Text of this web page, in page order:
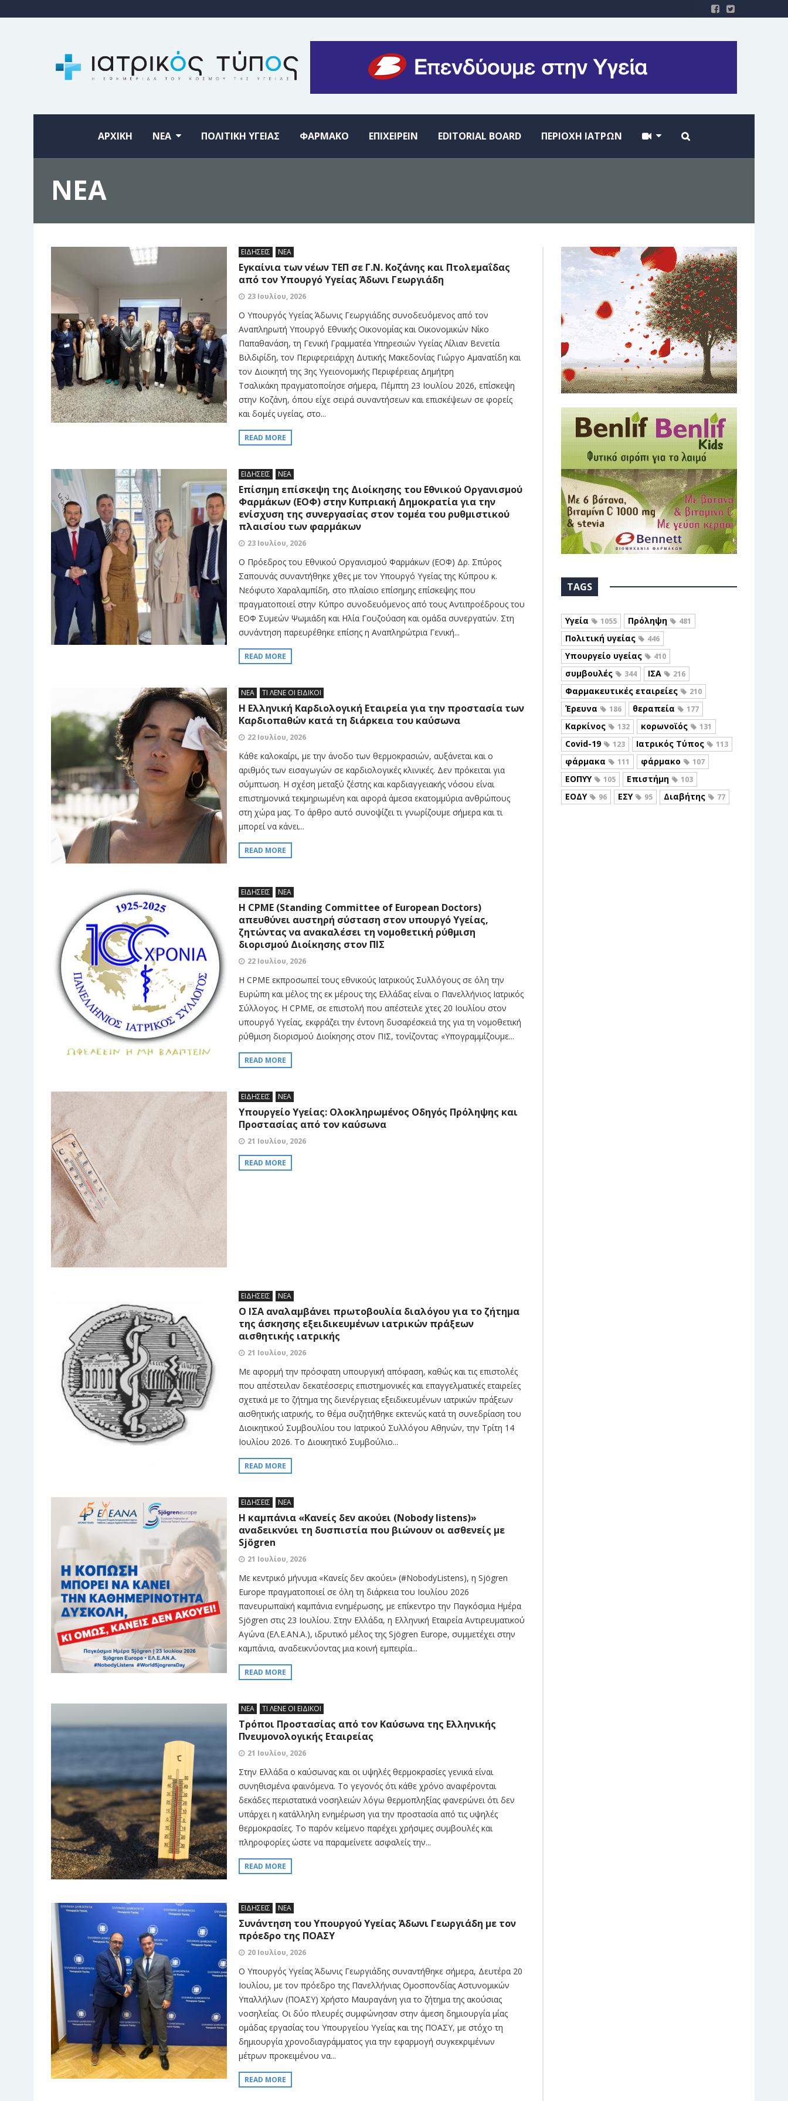
ΑΡΧΙΚΗ ΝΕΑ ΠΟΛΙΤΙΚΗ ΥΓΕΙΑΣ ΦΑΡΜΑΚΟ ΕΠΙΧΕΙΡΕΙΝ EDITORIAL BOARD ΠΕΡΙΟΧΗ ΙΑΤΡΩΝ
ΝΕΑ
ΕΙΔΗΣΕΙΣ ΝΕΑ
Εγκαίνια των νέων ΤΕΠ σε Γ.Ν. Κοζάνης και Πτολεμαΐδας
από τον Υπουργό Υγείας Άδωνι Γεωργιάδη
23 Ιουλίου, 2026
Ο Υπουργός Υγείας Άδωνις Γεωργιάδης συνοδευόμενος από τον
Αναπληρωτή Υπουργό Εθνικής Οικονομίας και Οικονομικών Νίκο
Παπαθανάση, τη Γενική Γραμματέα Υπηρεσιών Υγείας Λίλιαν Βενετία
Βιλδιρίδη, τον Περιφερειάρχη Δυτικής Μακεδονίας Γιώργο Αμανατίδη και
τον Διοικητή της 3ης Υγειονομικής Περιφέρειας Δημήτρη
Τσαλικάκη πραγματοποίησε σήμερα, Πέμπτη 23 Ιουλίου 2026, επίσκεψη
στην Κοζάνη, όπου είχε σειρά συναντήσεων και επισκέψεων σε φορείς
και δομές υγείας, στο...
READ MORE
ΕΙΔΗΣΕΙΣ ΝΕΑ
Επίσημη επίσκεψη της Διοίκησης του Εθνικού Οργανισμού
Φαρμάκων (ΕΟΦ) στην Κυπριακή Δημοκρατία για την
ενίσχυση της συνεργασίας στον τομέα του ρυθμιστικού
πλαισίου των φαρμάκων
23 Ιουλίου, 2026
Ο Πρόεδρος του Εθνικού Οργανισμού Φαρμάκων (ΕΟΦ) Δρ. Σπύρος
Σαπουνάς συναντήθηκε χθες με τον Υπουργό Υγείας της Κύπρου κ.
Νεόφυτο Χαραλαμπίδη, στο πλαίσιο επίσημης επίσκεψης που
πραγματοποιεί στην Κύπρο συνοδευόμενος από τους Αντιπροέδρους του
ΕΟΦ Συμεών Ψωμιάδη και Ηλία Γουζούαση και ομάδα συνεργατών. Στη
συνάντηση παρευρέθηκε επίσης η Αναπληρώτρια Γενική...
READ MORE
ΝΕΑ ΤΙ ΛΕΝΕ ΟΙ ΕΙΔΙΚΟΙ
Η Ελληνική Καρδιολογική Εταιρεία για την προστασία των
Καρδιοπαθών κατά τη διάρκεια του καύσωνα
22 Ιουλίου, 2026
Κάθε καλοκαίρι, με την άνοδο των θερμοκρασιών, αυξάνεται και ο
αριθμός των εισαγωγών σε καρδιολογικές κλινικές. Δεν πρόκειται για
σύμπτωση. Η σχέση μεταξύ ζέστης και καρδιαγγειακής νόσου είναι
επιστημονικά τεκμηριωμένη και αφορά άμεσα εκατομμύρια ανθρώπους
στη χώρα μας. Το άρθρο αυτό συνοψίζει τι γνωρίζουμε σήμερα και τι
μπορεί να κάνει...
READ MORE
ΕΙΔΗΣΕΙΣ ΝΕΑ
Η CPME (Standing Committee of European Doctors)
απευθύνει αυστηρή σύσταση στον υπουργό Υγείας,
ζητώντας να ανακαλέσει τη νομοθετική ρύθμιση
διορισμού Διοίκησης στον ΠΙΣ
22 Ιουλίου, 2026
Η CPME εκπροσωπεί τους εθνικούς Ιατρικούς Συλλόγους σε όλη την
Ευρώπη και μέλος της εκ μέρους της Ελλάδας είναι ο Πανελλήνιος Ιατρικός
Σύλλογος. Η CPME, σε επιστολή που απέστειλε χτες 20 Ιουλίου στον
υπουργό Υγείας, εκφράζει την έντονη δυσαρέσκειά της για τη νομοθετική
ρύθμιση διορισμού Διοίκησης στον ΠΙΣ, τονίζοντας: «Υπογραμμίζουμε...
READ MORE
ΕΙΔΗΣΕΙΣ ΝΕΑ
Υπουργείο Υγείας: Ολοκληρωμένος Οδηγός Πρόληψης και
Προστασίας από τον καύσωνα
21 Ιουλίου, 2026
READ MORE
ΕΙΔΗΣΕΙΣ ΝΕΑ
Ο ΙΣΑ αναλαμβάνει πρωτοβουλία διαλόγου για το ζήτημα
της άσκησης εξειδικευμένων ιατρικών πράξεων
αισθητικής ιατρικής
21 Ιουλίου, 2026
Με αφορμή την πρόσφατη υπουργική απόφαση, καθώς και τις επιστολές
που απέστειλαν δεκατέσσερις επιστημονικές και επαγγελματικές εταιρείες
σχετικά με το ζήτημα της διενέργειας εξειδικευμένων ιατρικών πράξεων
αισθητικής ιατρικής, το θέμα συζητήθηκε εκτενώς κατά τη συνεδρίαση του
Διοικητικού Συμβουλίου του Ιατρικού Συλλόγου Αθηνών, την Τρίτη 14
Ιουλίου 2026. Το Διοικητικό Συμβούλιο...
READ MORE
ΕΙΔΗΣΕΙΣ ΝΕΑ
Η καμπάνια «Κανείς δεν ακούει (Nobody listens)»
αναδεικνύει τη δυσπιστία που βιώνουν οι ασθενείς με
Sjögren
21 Ιουλίου, 2026
Με κεντρικό μήνυμα «Κανείς δεν ακούει» (#NobodyListens), η Sjögren
Europe πραγματοποιεί σε όλη τη διάρκεια του Ιουλίου 2026
πανευρωπαϊκή καμπάνια ενημέρωσης, με επίκεντρο την Παγκόσμια Ημέρα
Sjögren στις 23 Ιουλίου. Στην Ελλάδα, η Ελληνική Εταιρεία Αντιρευματικού
Αγώνα (ΕΛ.Ε.ΑΝ.Α.), ιδρυτικό μέλος της Sjögren Europe, συμμετέχει στην
καμπάνια, αναδεικνύοντας μια κοινή εμπειρία...
READ MORE
ΝΕΑ ΤΙ ΛΕΝΕ ΟΙ ΕΙΔΙΚΟΙ
Τρόποι Προστασίας από τον Καύσωνα της Ελληνικής
Πνευμονολογικής Εταιρείας
21 Ιουλίου, 2026
Στην Ελλάδα ο καύσωνας και οι υψηλές θερμοκρασίες γενικά είναι
συνηθισμένα φαινόμενα. Το γεγονός ότι κάθε χρόνο αναφέρονται
δεκάδες περιστατικά νοσηλειών λόγω θερμοπληξίας φανερώνει ότι δεν
υπάρχει η κατάλληλη ενημέρωση για την προστασία από τις υψηλές
θερμοκρασίες. Το παρόν κείμενο παρέχει χρήσιμες συμβουλές και
πληροφορίες ώστε να παραμείνετε ασφαλείς την...
READ MORE
ΕΙΔΗΣΕΙΣ ΝΕΑ
Συνάντηση του Υπουργού Υγείας Άδωνι Γεωργιάδη με τον
πρόεδρο της ΠΟΑΣΥ
20 Ιουλίου, 2026
O Υπουργός Υγείας Άδωνις Γεωργιάδης συναντήθηκε σήμερα, Δευτέρα 20
Ιουλίου, με τον πρόεδρο της Πανελλήνιας Ομοσπονδίας Αστυνομικών
Υπαλλήλων (ΠΟΑΣΥ) Χρήστο Μαυραγάνη για το ζήτημα της ακούσιας
νοσηλείας. Οι δύο πλευρές συμφώνησαν στην άμεση δημιουργία μίας
ομάδας εργασίας του Υπουργείου Υγείας και της ΠΟΑΣΥ, με στόχο τη
δημιουργία χρονοδιαγράμματος για την εφαρμογή συγκεκριμένων
μέτρων προκειμένου να...
READ MORE
TAGS
Υγεία 1055 Πρόληψη 481
Πολιτική υγείας 446
Υπουργείο υγείας 410
συμβουλές 344 ΙΣΑ 216
Φαρμακευτικές εταιρείες 210
Έρευνα 186 θεραπεία 177
Καρκίνος 132 κορωνοϊός 131
Covid-19 123 Ιατρικός Τύπος 113
φάρμακα 111 φάρμακο 107
ΕΟΠΥΥ 105 Επιστήμη 103
ΕΟΔΥ 96 ΕΣΥ 95 Διαβήτης 77